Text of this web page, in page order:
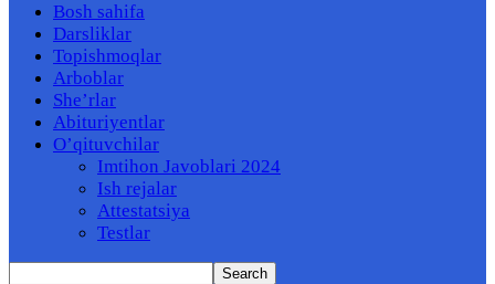
Bosh sahifa
Darsliklar
Topishmoqlar
Arboblar
She’rlar
Abituriyentlar
O’qituvchilar
Imtihon Javoblari 2024
Ish rejalar
Attestatsiya
Testlar